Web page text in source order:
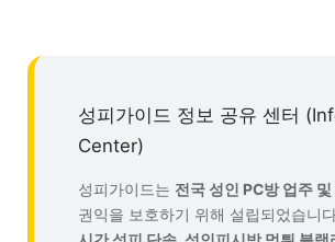
성피가이드 정보 공유 센터
Center)
성피가이드는 전국 성인 PC방 업주
권익을 보호하기 위해 설립되었습니